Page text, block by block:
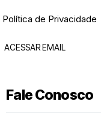
Política de Privacidade
ACESSAR EMAIL
Fale Conosco